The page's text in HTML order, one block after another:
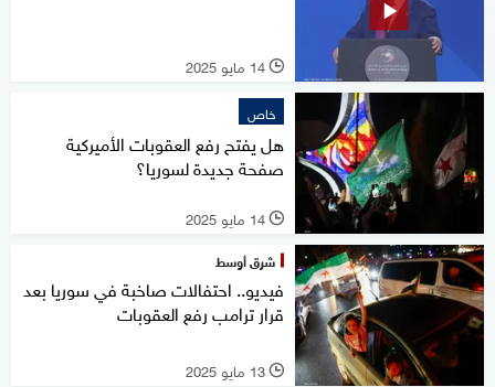
l 14 مايو 2025
خاص
هل يفتح رفع العقوبات الأميركية
صفحة جديدة لسوريا؟
l 14 مايو 2025
شرق أوسط
فيديو.. احتفالات صاخبة في سوريا بعد
قرار ترامب رفع العقوبات
l 13 مايو 2025